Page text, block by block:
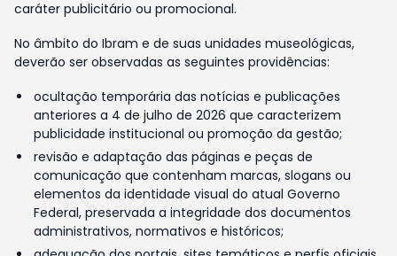
caráter publicitário ou promocional.
No âmbito do Ibram e de suas unidades museológicas,
deverão ser observadas as seguintes providências:
ocultação temporária das notícias e publicações
anteriores a 4 de julho de 2026 que caracterizem
publicidade institucional ou promoção da gestão;
revisão e adaptação das páginas e peças de
comunicação que contenham marcas, slogans ou
elementos da identidade visual do atual Governo
Federal, preservada a integridade dos documentos
administrativos, normativos e históricos;